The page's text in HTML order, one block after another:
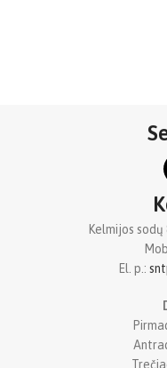
Kelmijos sodų
El. p.: